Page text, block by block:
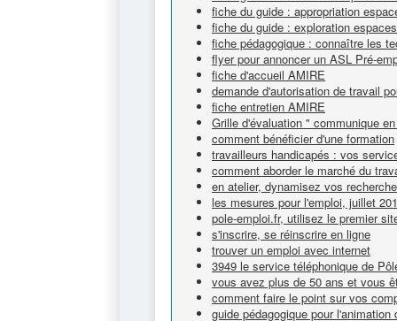
fiche du guide : appropriation
fiche du guide : exploration
fiche pédagogique : connaître les
flyer pour annoncer un ASL Pré-
fiche d'accueil AMIRE
demande d'autorisation de travail
fiche entretien AMIRE
Grille d'évaluation " communique
comment bénéficier d'une formation
travailleurs handicapés : vos
comment aborder le marché du
en atelier, dynamisez vos
les mesures pour l'emploi, juillet
pole-emploi.fr, utilisez le premier
s'inscrire, se réinscrire en ligne
trouver un emploi avec internet
3949 le service téléphonique de
vous avez plus de 50 ans et vous
comment faire le point sur vos
guide pédagogique pour